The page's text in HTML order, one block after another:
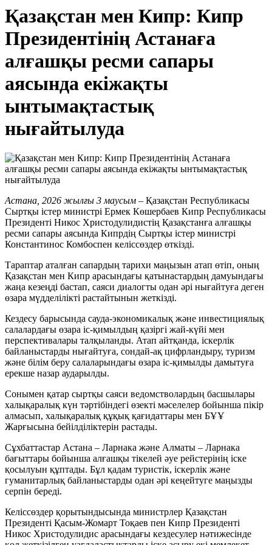
Қазақстан мен Кипр: Кипр
Президентінің Астанаға
алғашқы ресми сапары
аясында екіжақты
ынтымақтастық
нығайтылуда
Астана, 2026 жылғы 3 маусым – Қазақстан Республикасы
Сыртқы істер министрі Ермек Көшербаев Кипр Республикасы
Президенті Никос Христодулидистің Қазақстанға алғашқы
ресми сапары аясында Кипрдің Сыртқы істер министрі
Константинос Комбоспен келіссөздер өткізді.
Тараптар аталған сапардың тарихи маңызын атап өтіп, оның
Қазақстан мен Кипр арасындағы қатынастардың дамуындағы
жаңа кезеңді бастап, саяси диалогты одан әрі нығайтуға деген
өзара мүдделілікті растайтынын жеткізді.
Кездесу барысында сауда-экономикалық және инвестициялық
салалардағы өзара іс-қимылдың қазіргі жай-күйі мен
перспективалары талқыланды. Атап айтқанда, іскерлік
байланыстарды нығайтуға, сондай-ақ цифрландыру, туризм
және білім беру салаларындағы өзара іс-қимылды дамытуға
ерекше назар аударылды.
Сонымен қатар сыртқы саяси ведомстволардың басшылары
халықаралық күн тәртібіндегі өзекті мәселелер бойынша пікір
алмасып, халықаралық құқық қағидаттары мен БҰҰ
Жарғысына бейілділіктерін растады.
Сұхбаттастар Астана – Ларнака және Алматы – Ларнака
бағыттары бойынша алғашқы тікелей әуе рейстерінің іске
қосылуын құптады. Бұл қадам туристік, іскерлік және
гуманитарлық байланыстарды одан әрі кеңейтуге маңызды
серпін береді.
Келіссөздер қорытындысында министрлер Қазақстан
Президенті Қасым-Жомарт Тоқаев пен Кипр Президенті
Никос Христодулидис арасындағы кездесулер нәтижесінде